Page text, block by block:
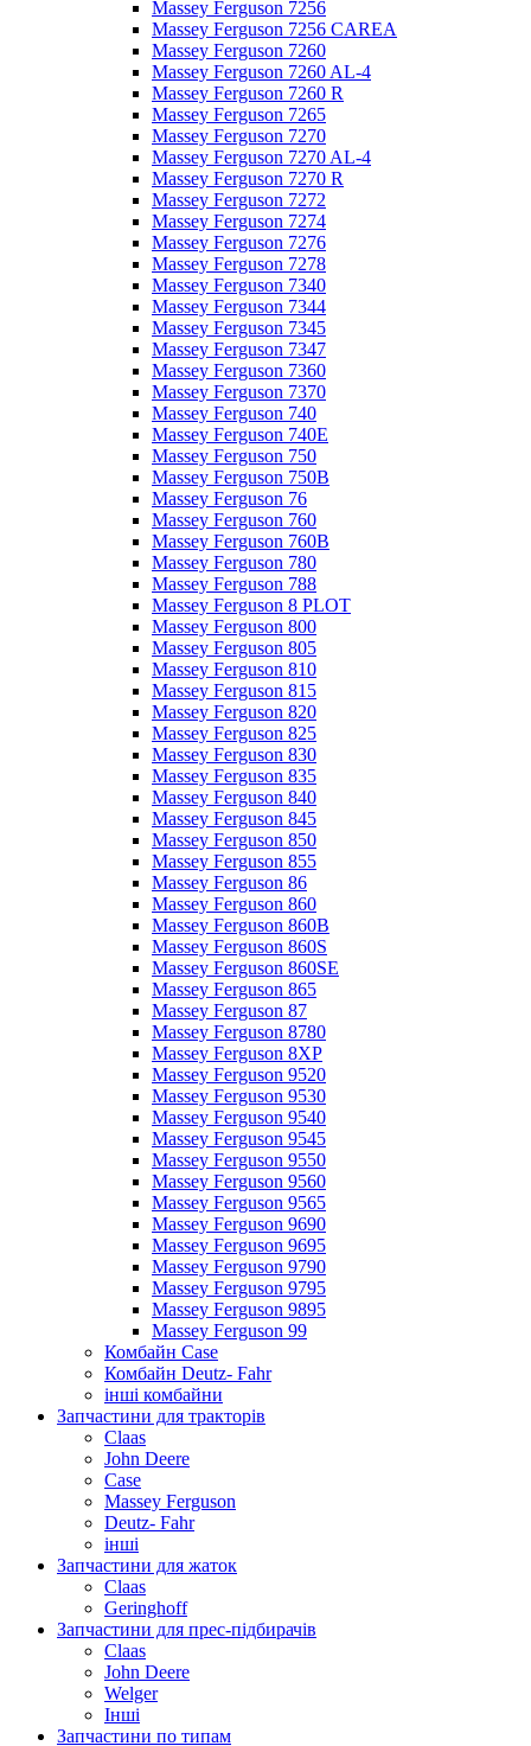
Massey Ferguson 7256
Massey Ferguson 7256 CAREA
Massey Ferguson 7260
Massey Ferguson 7260 AL-4
Massey Ferguson 7260 R
Massey Ferguson 7265
Massey Ferguson 7270
Massey Ferguson 7270 AL-4
Massey Ferguson 7270 R
Massey Ferguson 7272
Massey Ferguson 7274
Massey Ferguson 7276
Massey Ferguson 7278
Massey Ferguson 7340
Massey Ferguson 7344
Massey Ferguson 7345
Massey Ferguson 7347
Massey Ferguson 7360
Massey Ferguson 7370
Massey Ferguson 740
Massey Ferguson 740E
Massey Ferguson 750
Massey Ferguson 750B
Massey Ferguson 76
Massey Ferguson 760
Massey Ferguson 760B
Massey Ferguson 780
Massey Ferguson 788
Massey Ferguson 8 PLOT
Massey Ferguson 800
Massey Ferguson 805
Massey Ferguson 810
Massey Ferguson 815
Massey Ferguson 820
Massey Ferguson 825
Massey Ferguson 830
Massey Ferguson 835
Massey Ferguson 840
Massey Ferguson 845
Massey Ferguson 850
Massey Ferguson 855
Massey Ferguson 86
Massey Ferguson 860
Massey Ferguson 860B
Massey Ferguson 860S
Massey Ferguson 860SE
Massey Ferguson 865
Massey Ferguson 87
Massey Ferguson 8780
Massey Ferguson 8XP
Massey Ferguson 9520
Massey Ferguson 9530
Massey Ferguson 9540
Massey Ferguson 9545
Massey Ferguson 9550
Massey Ferguson 9560
Massey Ferguson 9565
Massey Ferguson 9690
Massey Ferguson 9695
Massey Ferguson 9790
Massey Ferguson 9795
Massey Ferguson 9895
Massey Ferguson 99
Комбайн Case
Комбайн Deutz- Fahr
інші комбайни
Запчастини для тракторів
Claas
John Deere
Case
Massey Ferguson
Deutz- Fahr
інші
Запчастини для жаток
Claas
Geringhoff
Запчастини для прес-підбирачів
Claas
John Deere
Welger
Інші
Запчастини по типам